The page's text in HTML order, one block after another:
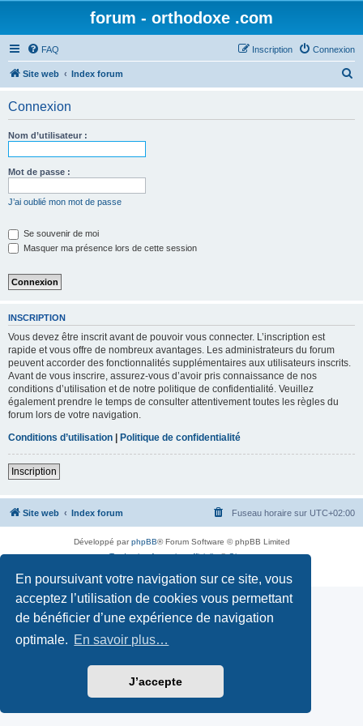
En poursuivant votre navigation sur ce site, vous
acceptez l’utilisation de cookies vous permettant
de bénéficier d’une expérience de navigation
optimale. En savoir plus…
J’accepte
forum - orthodoxe .com
FAQ Connexion
Inscription
Site web Index forum
Connexion
Nom d’utilisateur :
Mot de passe :
J’ai oublié mon mot de passe
Se souvenir de moi
Masquer ma présence lors de cette session
INSCRIPTION
Vous devez être inscrit avant de pouvoir vous connecter. L’inscription est
rapide et vous offre de nombreux avantages. Les administrateurs du forum
peuvent accorder des fonctionnalités supplémentaires aux utilisateurs inscrits.
Avant de vous inscrire, assurez-vous d’avoir pris connaissance de nos
conditions d’utilisation et de notre politique de confidentialité. Veuillez
également prendre le temps de consulter attentivement toutes les règles du
forum lors de votre navigation.
Conditions d’utilisation | Politique de confidentialité
Inscription
Site web Index forum Fuseau horaire sur UTC+02:00
Développé parphpBB® Forum Software © phpBB Limited
Traduction française officielle©Qiaeru